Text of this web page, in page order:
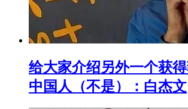
给大家介绍另外一个获
中国人（不是）：白杰文